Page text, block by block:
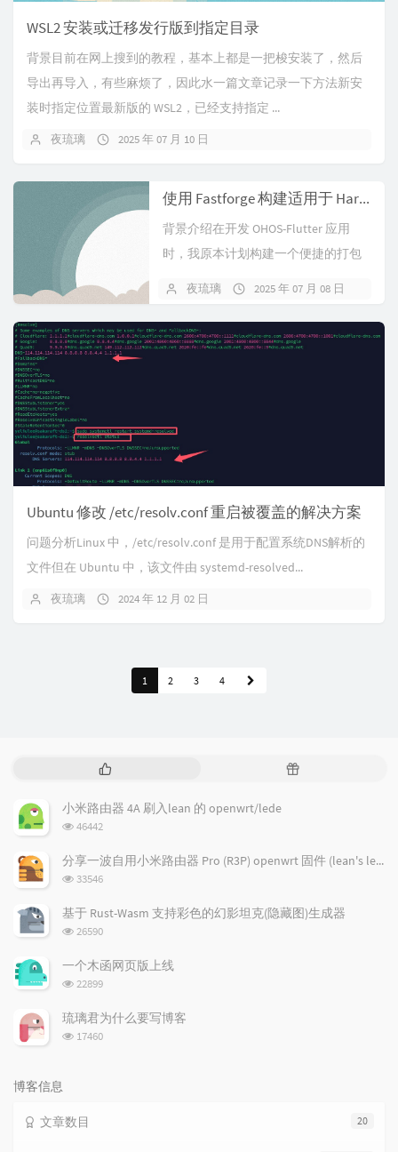
WSL2 安装或迁移发行版到指定目录
背景目前在网上搜到的教程，基本上都是一把梭安装了，然后
导出再导入，有些麻烦了，因此水一篇文章记录一下方法新安
装时指定位置最新版的 WSL2，已经支持指定 ...
夜琉璃 2025 年 07 月 10 日
使用 Fastforge 构建适用于 HarmonyOS NEXT / OpenHarmony 的 Flutter App
背景介绍在开发 OHOS-Flutter 应用
时，我原本计划构建一个便捷的打包
夜琉璃 2025 年 07 月 08 日
Ubuntu 修改 /etc/resolv.conf 重启被覆盖的解决方案
问题分析Linux 中，/etc/resolv.conf 是用于配置系统DNS解析的
文件但在 Ubuntu 中，该文件由 systemd-resolved...
夜琉璃 2024 年 12 月 02 日
1 2 3 4
文
章
随
小米路由器 4A 刷入lean 的 openwrt/lede
浏
次
数:
46442
分享一波自用小米路由器 Pro (R3P) openwrt 固件 (lean's lede)
浏
次
数:
33546
基于 Rust-Wasm 支持彩色的幻影坦克(隐藏图)生成器
浏
次
数:
26590
一个木函网页版上线
浏
次
数:
22899
琉璃君为什么要写博客
浏
17460
博客信息
20
文章数目